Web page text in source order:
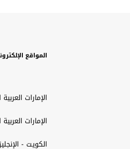
المواقع
الإمارات
الإمارات
الكويت -